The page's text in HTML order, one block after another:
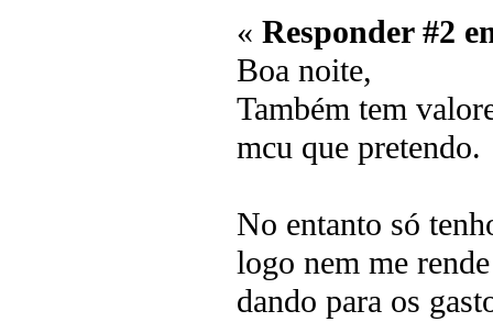
« Responder #2
Boa noite,
Também tem
mcu que pretendo.
No entanto só
logo nem me
dando para os